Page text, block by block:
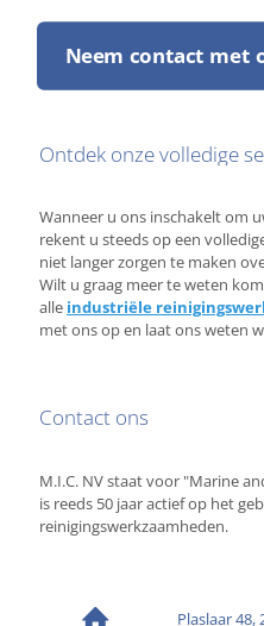
Neem contact met
Ontdek onze volledige
Wanneer u ons inschakelt om
rekent u steeds op een
niet langer zorgen te maken
Wilt u graag meer te weten
alle industriële
met ons op en laat ons weten
Contact ons
M.I.C. NV staat voor "Marine
is reeds 50 jaar actief op het
reinigingswerkzaamheden.
Plaslaar 48,